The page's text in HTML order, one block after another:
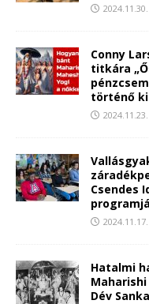
2024.11.30.
Conny
titkára
történő
2024.11.23.
Csendes
2024.11.17.
Hatalmi
Dév